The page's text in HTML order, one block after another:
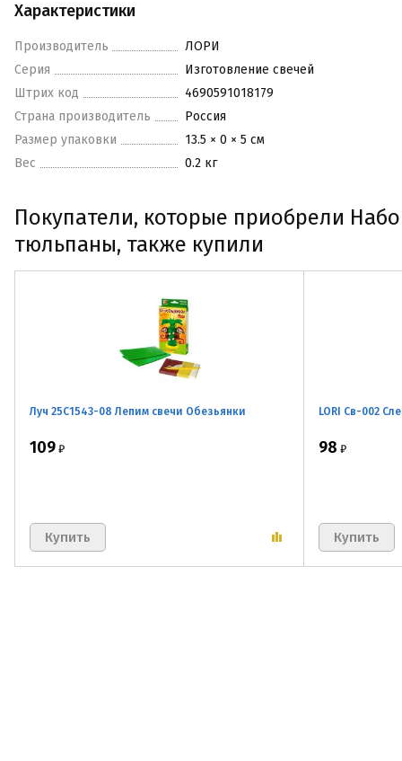
Характеристики
Производитель
ЛОРИ
Серия
Изготовление свечей
Штрих код
4690591018179
Страна производитель
Россия
Размер упаковки
13.5 × 0 × 5 см
Вес
0.2 кг
Покупатели, которые приобрели
тюльпаны, также купили
Луч 25С1543-08 Лепим свечи Обезьянки
109 ₽
LORI Св-002
98 ₽